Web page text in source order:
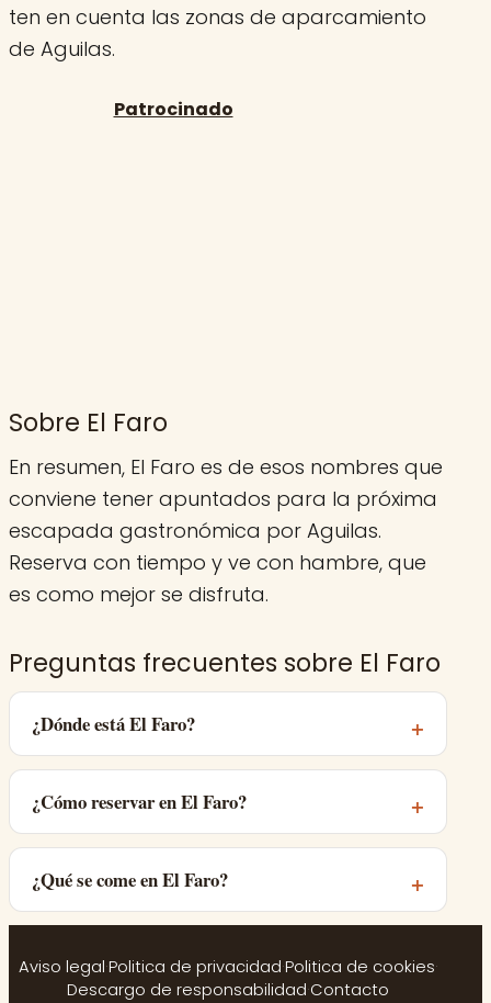
ten en cuenta las zonas de aparcamiento
de Aguilas.
Sobre El Faro
En resumen, El Faro es de esos nombres que
conviene tener apuntados para la próxima
escapada gastronómica por Aguilas.
Reserva con tiempo y ve con hambre, que
es como mejor se disfruta.
Preguntas frecuentes sobre El Faro
¿Dónde está El Faro?
¿Cómo reservar en El Faro?
¿Qué se come en El Faro?
Aviso legal·Politica de privacidad·Politica de cookies·
Descargo de responsabilidad·Contacto